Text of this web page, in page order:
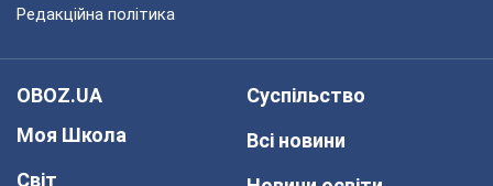
Редакційна політика
OBOZ.UA
Моя Школа
Світ
Суспільство
Всі новини